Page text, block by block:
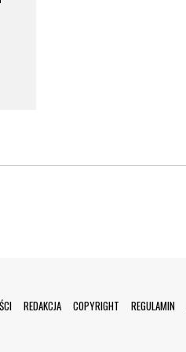
REDAKCJA COPYRIGHT REGULAMIN